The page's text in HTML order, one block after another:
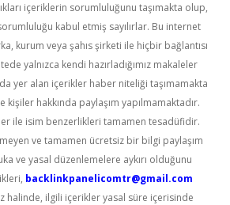
içeriklerin sorumluluğunu taşımakta olup,
kabul etmiş sayılırlar. Bu internet
kurum veya şahıs şirketi ile hiçbir bağlantısı
yalnızca kendi hazırladığımız makaleler
yer alan içerikler haber niteliği taşımamakta
kişiler hakkında paylaşım yapılmamaktadır.
ile isim benzerlikleri tamamen tesadüfidir.
ve tamamen ücretsiz bir bilgi paylaşım
ve yasal düzenlemelere aykırı olduğunu
backlinkpanelicomtr@gmail.com
halinde, ilgili içerikler yasal süre içerisinde